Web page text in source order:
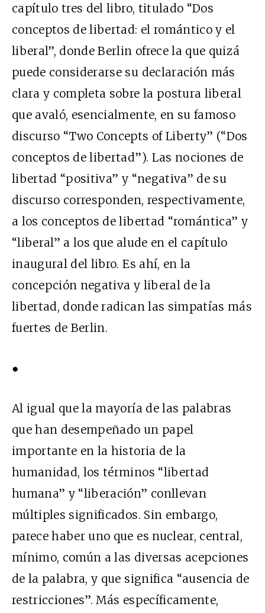
capítulo tres del libro, titulado “Dos
conceptos de libertad: el romántico y el
liberal”, donde Berlin ofrece la que quizá
puede considerarse su declaración más
clara y completa sobre la postura liberal
que avaló, esencialmente, en su famoso
discurso “Two Concepts of Liberty” (“Dos
conceptos de libertad”). Las nociones de
libertad “positiva” y “negativa” de su
discurso corresponden, respectivamente,
a los conceptos de libertad “romántica” y
“liberal” a los que alude en el capítulo
inaugural del libro. Es ahí, en la
concepción negativa y liberal de la
libertad, donde radican las simpatías más
fuertes de Berlin.
●
Al igual que la mayoría de las palabras
que han desempeñado un papel
importante en la historia de la
humanidad, los términos “libertad
humana” y “liberación” conllevan
múltiples significados. Sin embargo,
parece haber uno que es nuclear, central,
mínimo, común a las diversas acepciones
de la palabra, y que significa “ausencia de
restricciones”. Más específicamente,